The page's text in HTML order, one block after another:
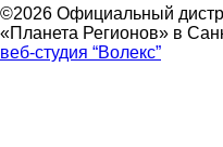
©2026 Официальный
«Планета Регионов» в
веб-студия “Волекс”